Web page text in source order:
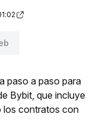
paso a paso para
Bybit, que incluye
los contratos con